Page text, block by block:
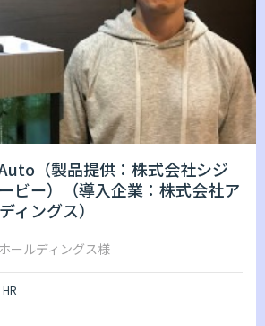
（製品提供：株式会社シジ
ビー）（導入企業：株式会社ア
ィングス）
ールディングス様